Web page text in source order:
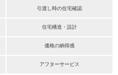
引渡し時の住宅確認
住宅構造・設計
価格の納得感
アフターサービス